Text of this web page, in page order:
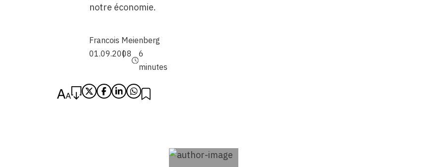
notre économie.
Francois Meienberg
01.09.2008
6
minutes